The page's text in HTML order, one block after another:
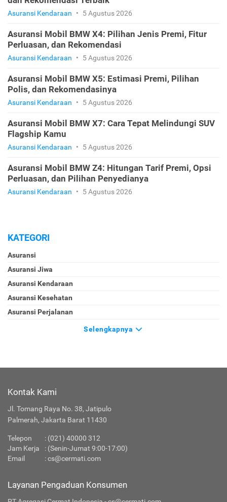
Asuransi Kendaraan • 5 Agustus 2026
Asuransi Mobil BMW X4: Pilihan Jenis Premi, Fitur
Perluasan, dan Rekomendasi
Asuransi Kendaraan • 5 Agustus 2026
Asuransi Mobil BMW X5: Estimasi Premi, Pilihan
Polis, dan Rekomendasinya
Asuransi Kendaraan • 5 Agustus 2026
Asuransi Mobil BMW X7: Cara Tepat Melindungi SUV
Flagship Kamu
Asuransi Kendaraan • 5 Agustus 2026
Asuransi Mobil BMW Z4: Hitungan Tarif Premi, Opsi
Perluasan, dan Pilihan Penyedianya
Asuransi Kendaraan • 5 Agustus 2026
KATEGORI
Asuransi
Asuransi Jiwa
Asuransi Kendaraan
Asuransi Kesehatan
Asuransi Perjalanan
Selengkapnya
Kontak Kami
Jl. Tomang Raya No. 38, Jatipulo
Palmerah, Jakarta Barat 11430
Telepon : (021) 40000 312
Jam Kerja
: (Senin-Jumat 9:00-17:00)
Email
:cs@cermati.com
Layanan Pengaduan Konsumen